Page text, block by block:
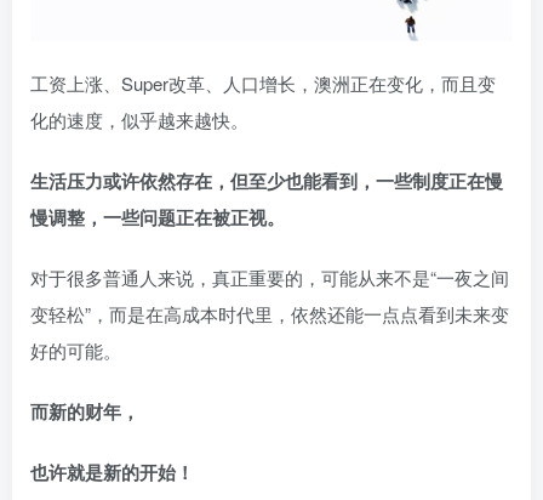
工资上涨、Super改革、人口增长，澳洲正在变化，而且变
化的速度，似乎越来越快。
生活压力或许依然存在，但至少也能看到，一些制度正在慢
慢调整，一些问题正在被正视。
对于很多普通人来说，真正重要的，可能从来不是“一夜之间
变轻松”，而是在高成本时代里，依然还能一点点看到未来变
好的可能。
而新的财年，
也许就是新的开始！